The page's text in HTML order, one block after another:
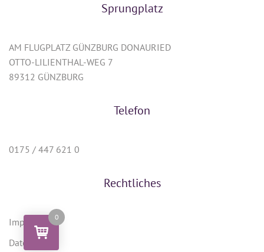
Sprungplatz
AM FLUGPLATZ GÜNZBURG DONAURIED
OTTO-LILIENTHAL-WEG 7
89312 GÜNZBURG
Telefon
0175 / 447 621 0
Rechtliches
Impressum
Datenschutz
0